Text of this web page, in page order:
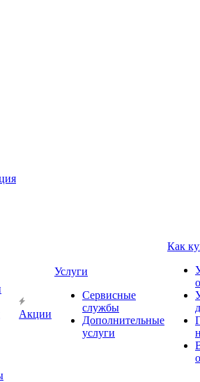
Акции
Услуги
Сервисные
службы
Дополнительные
услуги
Как